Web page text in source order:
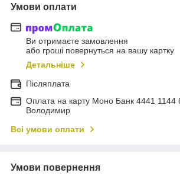
Умови оплати
Ви отримаєте замовлення
або гроші повернуться на вашу картку
Детальніше
Післяплата
Оплата на карту Моно Банк 4441 1144
Володимир
Всі умови оплати
Умови повернення